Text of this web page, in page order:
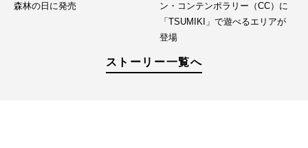
森林の日に発売
ン・コンテンポラリー（CC）に
「TSUMIKI」で遊べるエリアが
登場
ストーリー一覧へ